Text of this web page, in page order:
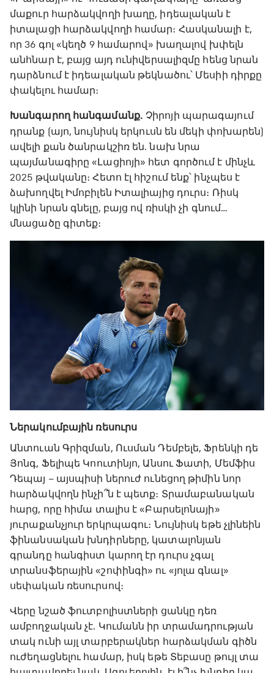
մաքուր հարձակվողի խաղը, իդեալական է
իտալացի հարձակվողի համար։ Հասկանալի է,
որ 36 գոլ «կեղծ 9 համարով» խաղալով խփելն
անհնար է, բայց այդ ունիվերսալիզմը հենց նրան
դարձնում է իդեալական թեկնածու՝ Մեսիի դիրքը
փակելու համար։
Խանգարող հանգամանք. Չիրոյի պարագայում
դրանք (այո, նույնիսկ երկուսն են մեկի փոխարեն)
ավելի քան ծանրակշիռ են. նախ նրա
պայմանագիրը «Լացիոյի» հետ գործում է մինչև
2025 թվականը։ Հետո էլ հիշում ենք՝ ինչպես է
ձախողվել Իմոբիլեն Իտալիայից դուրս։ Ռիսկ
կլինի նրան գնելը, բայց ով ռիսկի չի գնում…
մնացածը գիտեք։
Ներակումբային ռեսուրս
Անտուան Գրիզման, Ուսման Դեմբելե, Ֆրենկի դե
Յոնգ, Ֆելիպե Կոուտինյո, Անսու Ֆատի, Մեմֆիս
Դեպայ – այսպիսի ներուժ ունեցող թիմին նոր
հարձակվողն ինչի՞ն է պետք։ Տրամաբանական
հարց, որը հիմա տալիս է «Բարսելոնայի»
յուրաքանչյուր երկրպագու։ Նույնիսկ եթե չլինեին
ֆինանսական խնդիրները, կատալոնյան
գրանդը հանգիստ կարող էր դուրս չգալ
տրանսֆերային «շոփինգի» ու «յոլա գնալ»
սեփական ռեսուրսով։
Վերը նշած ֆուտբոլիստների ցանկը դեռ
ամբողջական չէ. Կումանն իր տրամադրության
տակ ունի այլ տարբերակներ հարձակման գիծն
ուժեղացնելու համար, իսկ եթե Տեբասը թույլ տա